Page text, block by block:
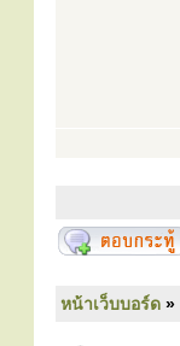
หน้าเว็บบอร์ด »